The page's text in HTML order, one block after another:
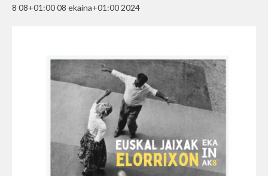
8 08+01:00 08 ekaina+01:00 2024